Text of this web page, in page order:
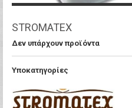
STROMATEX
Δεν υπάρχουν προϊόντα
Υποκατηγορίες